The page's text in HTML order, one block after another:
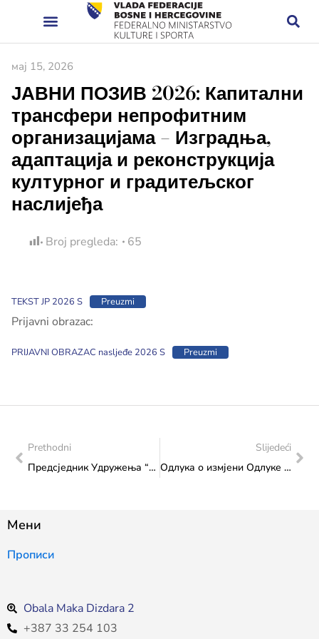
мај 15, 2026
ЈАВНИ ПОЗИВ 2026: Капитални
трансфери непрофитним
организацијама – Изградња,
адаптација и реконструкција
културног и градитељског
наслијеђа
Broj pregleda: 65
TEKST JP 2026 S Preuzmi
Prijavni obrazac:
PRIJAVNI OBRAZAC nasljeđe 2026 S Preuzmi
Prethodni
Предсједник Удружења “Дечки у плавом” у посјети Федералном министарству културе и спорта
Slijedeći
Одлука о измјени Одлуке о усвајању програма утрошка средстава са критеријима расподјеле средстава програма „Заштита и промоција објеката културно-хисторијског наслијеђа и развој културног и умјетничког стваралаштва“ капиталног трансфера непрофитним организацијама-Изградња, адаптација и реконструкција културног и градитељског наслијеђа утврђеног Буџетом ФБиХ за 2026. годину Федералном министарству културе и спорта
Мени
Прописи
Obala Maka Dizdara 2
+387 33 254 103